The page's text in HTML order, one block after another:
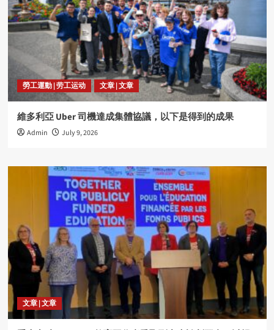
勞工運動 | 劳工运动 文章 | 文章
維多利亞 Uber 司機達成集體協議，以下是得到的成果
Admin July 9, 2026
文章 | 文章